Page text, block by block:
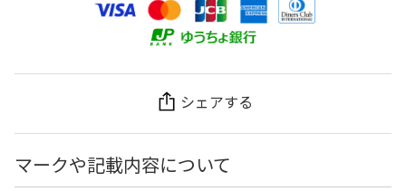
シェアする
マークや記載内容について